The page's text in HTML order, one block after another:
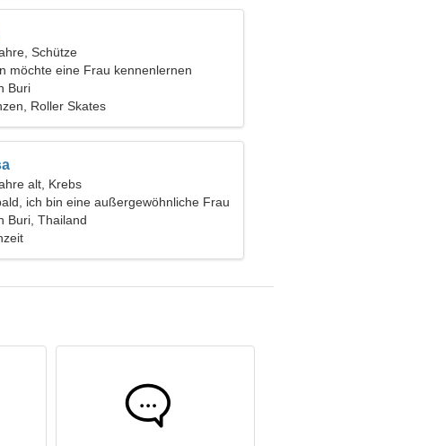
Schütze
möchte eine Frau kennenlernen
Buri
Roller Skates
alt, Krebs
ich bin eine außergewöhnliche Frau
Buri, Thailand